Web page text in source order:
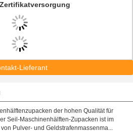
Zertifikatversorgung
Lieferant
der hohen Qualität für
Seil-Maschinenhälften-Zupacken ist im
Pulver- und Geldstrafenmassenma...